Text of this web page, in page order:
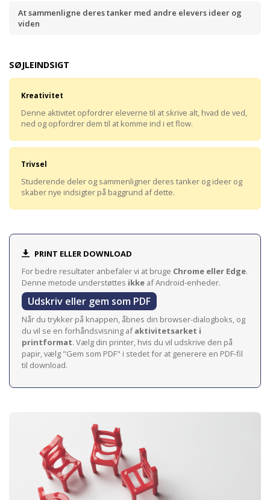
At sammenligne deres tanker med andre elevers ideer og
viden
SØJLEINDSIGT
Kreativitet
Denne aktivitet opfordrer eleverne til at skrive alt, hvad de ved,
ned og opfordrer dem til at komme ind i et flow.
Trivsel
Studerende deler og sammenligner deres tanker og ideer og
skaber nye indsigter på baggrund af dette.
PRINT ELLER DOWNLOAD
For bedre resultater anbefaler vi at bruge Chrome eller Edge.
Denne metode understøttes ikke af Android-enheder.
Udskriv eller gem som PDF
Når du trykker på knappen, åbnes din browser-dialogboks, og
du vil se en forhåndsvisning afaktivitetsarket i
printformat. Vælg din printer, hvis du vil udskrive den på
papir, vælg "Gem som PDF" i stedet for at generere en PDF-fil
til download.